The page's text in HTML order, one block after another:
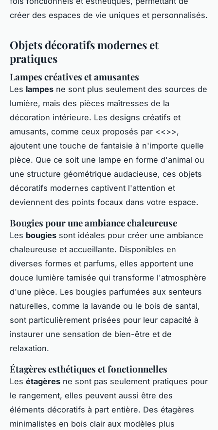
créer des espaces de vie uniques et personnalisés.
Objets décoratifs modernes et
pratiques
Lampes créatives et amusantes
Les lampes ne sont plus seulement des sources de
lumière, mais des pièces maîtresses de la
décoration intérieure. Les designs créatifs et
amusants, comme ceux proposés par << >>,
ajoutent une touche de fantaisie à n'importe quelle
pièce. Que ce soit une lampe en forme d'animal ou
une structure géométrique audacieuse, ces objets
décoratifs modernes captivent l'attention et
deviennent des points focaux dans votre espace.
Bougies pour une ambiance chaleureuse
Les bougies sont idéales pour créer une ambiance
chaleureuse et accueillante. Disponibles en
diverses formes et parfums, elles apportent une
douce lumière tamisée qui transforme l'atmosphère
d'une pièce. Les bougies parfumées aux senteurs
naturelles, comme la lavande ou le bois de santal,
sont particulièrement prisées pour leur capacité à
instaurer une sensation de bien-être et de
relaxation.
Étagères esthétiques et fonctionnelles
Les étagères ne sont pas seulement pratiques pour
le rangement, elles peuvent aussi être des
éléments décoratifs à part entière. Des étagères
minimalistes en bois clair aux modèles plus